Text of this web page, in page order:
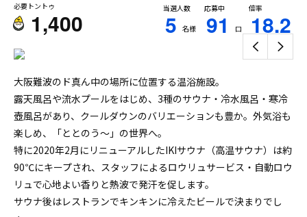
必要トントゥ
1,400
当選人数
5 名様
応募中
91 口
倍率
18.2
⼤阪難波のド真ん中の場所に位置する温浴施設。
露天⾵呂や流⽔プールをはじめ、3種のサウナ・冷水風呂・寒冷
壺風呂があり、クールダウンのバリエーションも豊か。外気浴も
楽しめ、「ととのう～」の世界へ。
特に2020年2月にリニューアルしたIKIサウナ（高温サウナ）は約
90℃にキープされ、スタッフによるロウリュサービス・自動ロウ
リュで⼼地よい香りと熱波で発汗を促します。
サウナ後はレストランでキンキンに冷えたビールで決まりでし